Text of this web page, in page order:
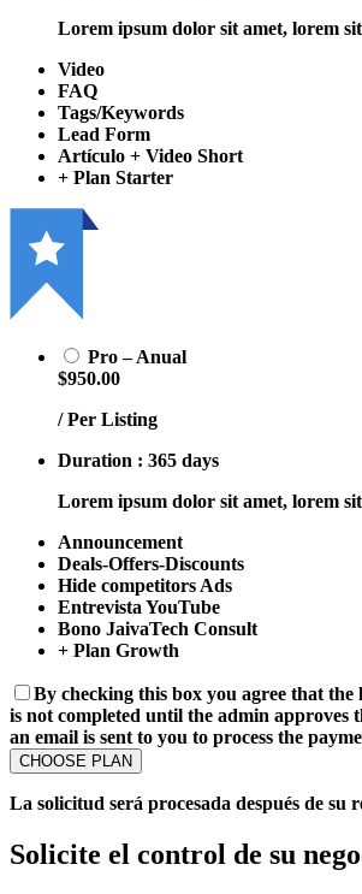
Lorem ipsum dolor sit amet, lorem
Video
FAQ
Tags/Keywords
Lead Form
Artículo + Video Short
+ Plan Starter
Pro – Anual
$950.00
/ Per Listing
Duration : 365 days
Lorem ipsum dolor sit amet, lorem
Announcement
Deals-Offers-Discounts
Hide competitors Ads
Entrevista YouTube
Bono JaivaTech Consult
+ Plan Growth
By checking this box you agree that the
is not completed until the admin approves
an email is sent to you to process the
La solicitud será procesada después de su
Solicite el control de su